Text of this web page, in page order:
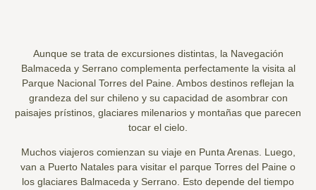
Aunque se trata de excursiones distintas, la Navegación
Balmaceda y Serrano complementa perfectamente la visita al
Parque Nacional Torres del Paine. Ambos destinos reflejan la
grandeza del sur chileno y su capacidad de asombrar con
paisajes prístinos, glaciares milenarios y montañas que parecen
tocar el cielo.
Muchos viajeros comienzan su viaje en Punta Arenas. Luego,
van a Puerto Natales para visitar el parque Torres del Paine o
los glaciares Balmaceda y Serrano. Esto depende del tiempo